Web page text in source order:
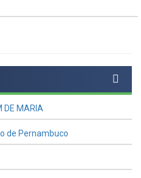
DE MARIA
de Pernambuco